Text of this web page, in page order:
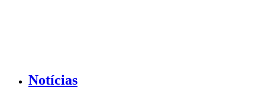
Notícias